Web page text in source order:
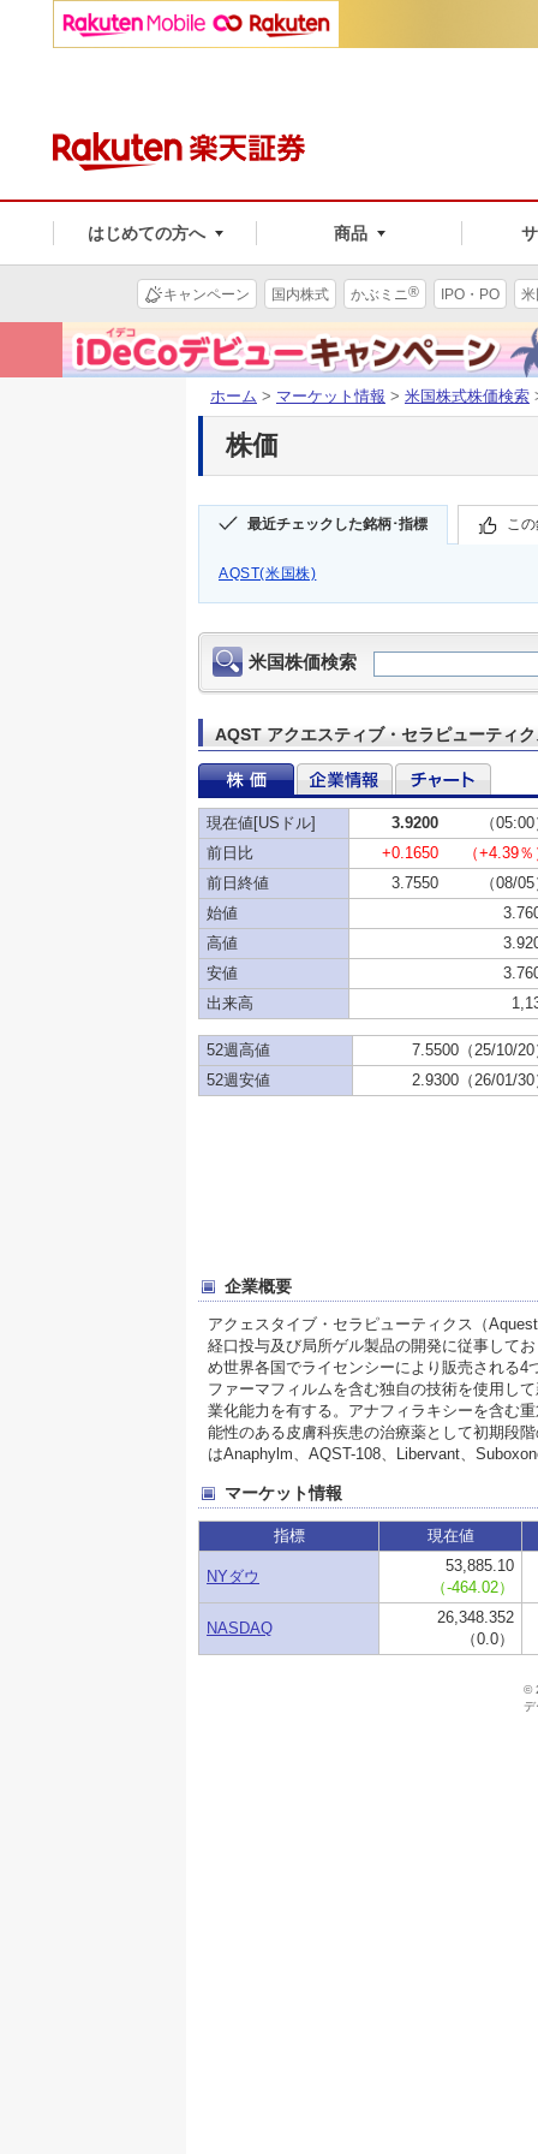
はじめての方へ 商品
キャンペーン 国内株式 かぶミニ® IPO・PO
ホーム > マーケット情報 > 米国株式株価検索
株価
最近チェックした銘柄･指標 こ
AQST(米国株)